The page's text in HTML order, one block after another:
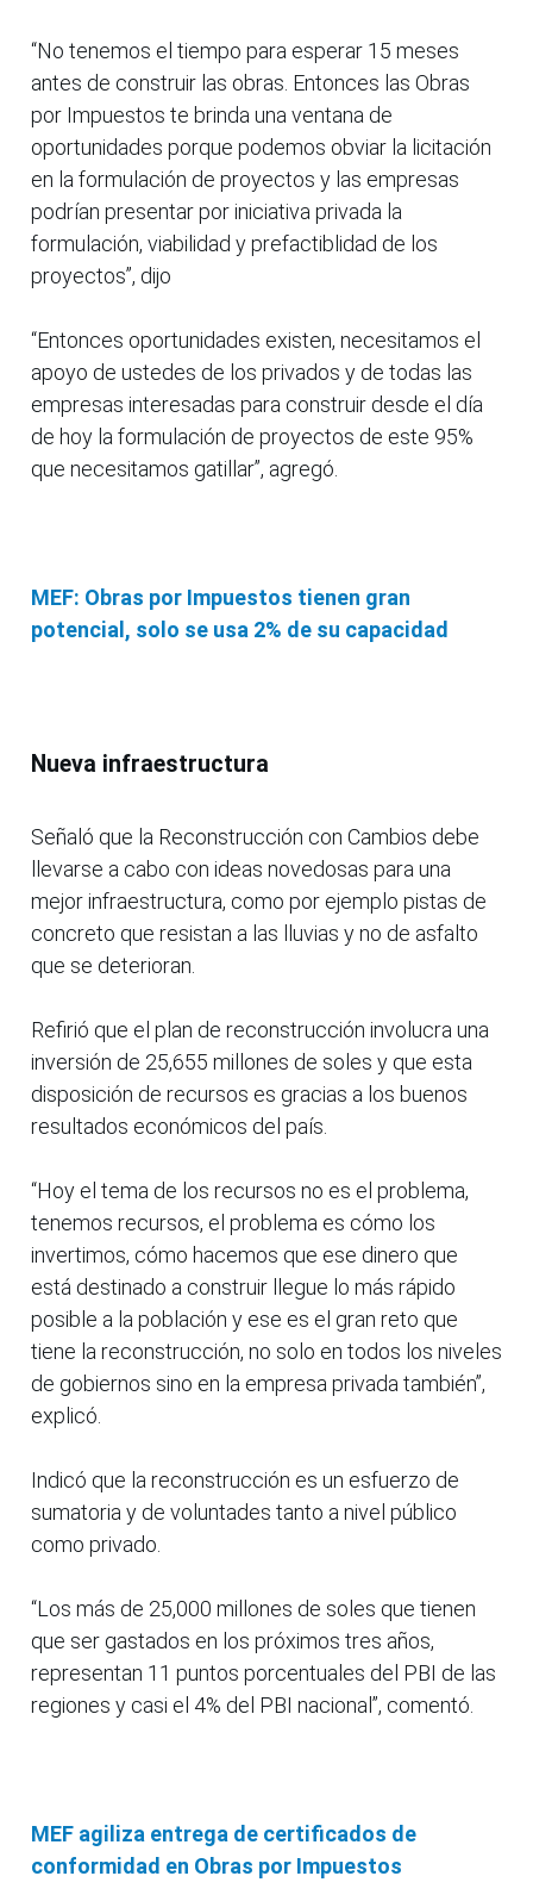
“No tenemos el tiempo para esperar 15 meses
antes de construir las obras. Entonces las Obras
por Impuestos te brinda una ventana de
oportunidades porque podemos obviar la licitación
en la formulación de proyectos y las empresas
podrían presentar por iniciativa privada la
formulación, viabilidad y prefactiblidad de los
proyectos”, dijo
“Entonces oportunidades existen, necesitamos el
apoyo de ustedes de los privados y de todas las
empresas interesadas para construir desde el día
de hoy la formulación de proyectos de este 95%
que necesitamos gatillar”, agregó.
MEF: Obras por Impuestos tienen gran
potencial, solo se usa 2% de su capacidad
Nueva infraestructura
Señaló que la Reconstrucción con Cambios debe
llevarse a cabo con ideas novedosas para una
mejor infraestructura, como por ejemplo pistas de
concreto que resistan a las lluvias y no de asfalto
que se deterioran.
Refirió que el plan de reconstrucción involucra una
inversión de 25,655 millones de soles y que esta
disposición de recursos es gracias a los buenos
resultados económicos del país.
“Hoy el tema de los recursos no es el problema,
tenemos recursos, el problema es cómo los
invertimos, cómo hacemos que ese dinero que
está destinado a construir llegue lo más rápido
posible a la población y ese es el gran reto que
tiene la reconstrucción, no solo en todos los niveles
de gobiernos sino en la empresa privada también”,
explicó.
Indicó que la reconstrucción es un esfuerzo de
sumatoria y de voluntades tanto a nivel público
como privado.
“Los más de 25,000 millones de soles que tienen
que ser gastados en los próximos tres años,
representan 11 puntos porcentuales del PBI de las
regiones y casi el 4% del PBI nacional”, comentó.
MEF agiliza entrega de certificados de
conformidad en Obras por Impuestos